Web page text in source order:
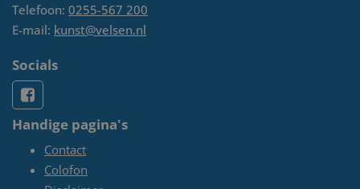
Telefoon: 0255-567 200
E-mail: kunst@velsen.nl
Socials
Handige pagina's
Contact
Colofon